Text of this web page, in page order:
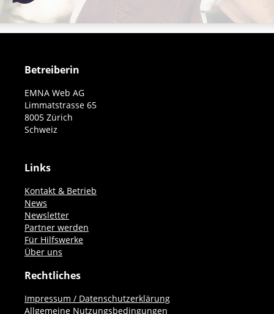
Betreiberin
EMNA Web AG
Limmatstrasse 65
8005 Zürich
Schweiz
Links
Kontakt & Betrieb
News
Newsletter
Partner werden
Für Hilfswerke
Über uns
Rechtliches
Impressum / Datenschutzerklärung
Allgemeine Nutzungsbedingungen